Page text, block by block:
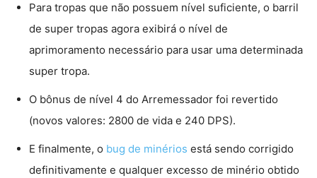
Para tropas que não possuem nível suficiente, o barril
de super tropas agora exibirá o nível de
aprimoramento necessário para usar uma determinada
super tropa.
O bônus de nível 4 do Arremessador foi revertido
(novos valores: 2800 de vida e 240 DPS).
E finalmente, o bug de minérios está sendo corrigido
definitivamente e qualquer excesso de minério obtido